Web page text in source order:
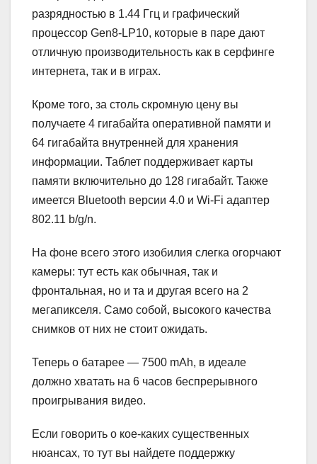
разрядностью в 1.44 Ггц и графический
процессор Gen8-LP10, которые в паре дают
отличную производительность как в серфинге
интернета, так и в играх.
Кроме того, за столь скромную цену вы
получаете 4 гигабайта оперативной памяти и
64 гигабайта внутренней для хранения
информации. Таблет поддерживает карты
памяти включительно до 128 гигабайт. Также
имеется Bluetooth версии 4.0 и Wi-Fi адаптер
802.11 b/g/n.
На фоне всего этого изобилия слегка огорчают
камеры: тут есть как обычная, так и
фронтальная, но и та и другая всего на 2
мегапикселя. Само собой, высокого качества
снимков от них не стоит ожидать.
Теперь о батарее — 7500 mAh, в идеале
должно хватать на 6 часов беспрерывного
проигрывания видео.
Если говорить о кое-каких существенных
нюансах, то тут вы найдете поддержку